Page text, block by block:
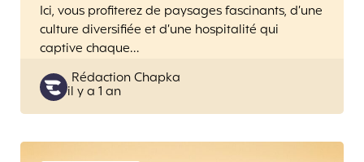
Ici, vous profiterez de paysages fascinants, d’une
culture diversifiée et d’une hospitalité qui
captive chaque…
Posted
by
Rédaction Chapka
il y a 1 an